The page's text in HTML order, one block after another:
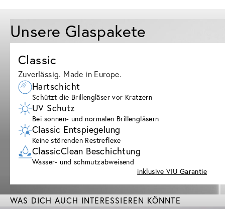
Unsere Glaspakete
Classic
Zuverlässig. Made in Europe.
Hartschicht
Schützt die Brillengläser vor Kratzern
UV Schutz
Bei sonnen- und normalen Brillengläsern
Classic Entspiegelung
Keine störenden Restreflexe
ClassicClean Beschichtung
Wasser- und schmutzabweisend
inklusive VIU Garantie
WAS DICH AUCH INTERESSIEREN KÖNNTE